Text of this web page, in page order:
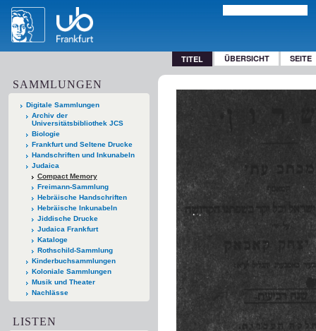
TITEL ÜBERSICHT SEITE
SAMMLUNGEN
Digitale Sammlungen
Archiv der
Universitätsbibliothek JCS
Biologie
Frankfurt und Seltene Drucke
Handschriften und Inkunabeln
Judaica
Compact Memory
Freimann-Sammlung
Hebräische Handschriften
Hebräische Inkunabeln
Jiddische Drucke
Judaica Frankfurt
Kataloge
Rothschild-Sammlung
Kinderbuchsammlungen
Koloniale Sammlungen
Musik und Theater
Nachlässe
LISTEN